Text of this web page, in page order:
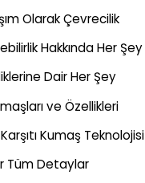
Olarak Çevrecilik
Hakkında Her Şey
Dair Her Şey
ve Özellikleri
Kumaş Teknolojisi
Tüm Detaylar